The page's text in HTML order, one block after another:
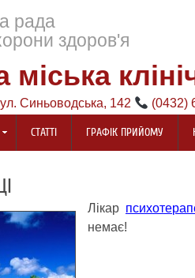
рада
здоров'я
міська
Синьоводська, 142 (0432)
СТАТТІ ГРАФІК ПРИЙОМУ
Лікар
немає!